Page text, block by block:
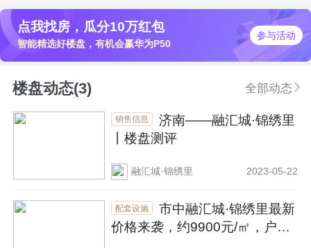
点我找房，瓜分10万红包
智能精选好楼盘，有机会赢华为P50
参与活动
楼盘动态(3) 全部动态
销售信息
济南——融汇城·锦绣里
丨楼盘测评
融汇城·锦绣里 2023-05-22
配套设施
市中融汇城·锦绣里最新
价格来袭，约9900元/㎡，户型